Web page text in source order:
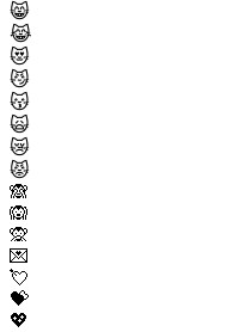
😸
😹
😻
😼
😽
🙀
😿
😾
🙈
🙉
🙊
💌
💘
💝
💖